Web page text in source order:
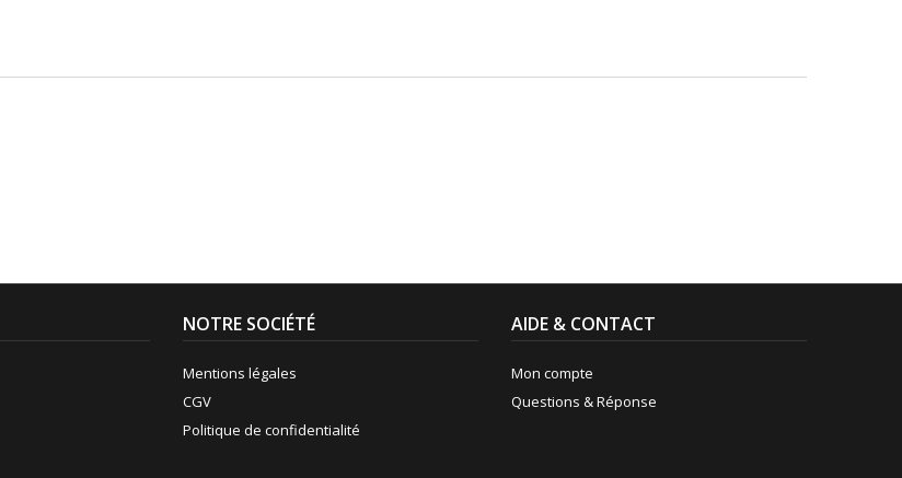
NOTRE SOCIÉTÉ
Mentions légales
CGV
Politique de confidentialité
AIDE & CONTACT
Mon compte
Questions & Réponse